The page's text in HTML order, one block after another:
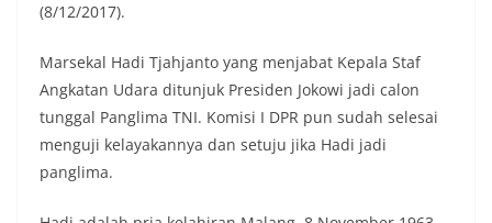
(8/12/2017).
Marsekal Hadi Tjahjanto yang menjabat Kepala Staf
Angkatan Udara ditunjuk Presiden Jokowi jadi calon
tunggal Panglima TNI. Komisi I DPR pun sudah selesai
menguji kelayakannya dan setuju jika Hadi jadi
panglima.